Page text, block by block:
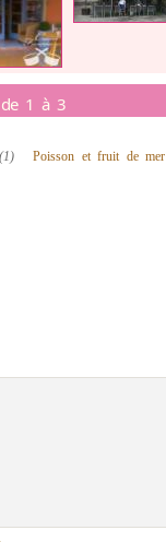
1 à 3
(1) Poisson et fruit de mer